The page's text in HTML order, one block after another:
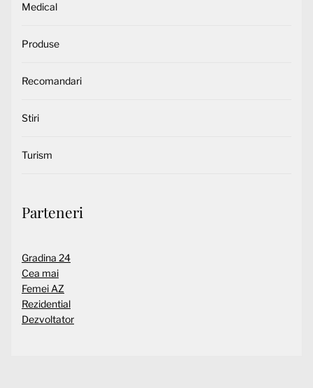
Medical
Produse
Recomandari
Stiri
Turism
Parteneri
Gradina 24
Cea mai
Femei AZ
Rezidential
Dezvoltator